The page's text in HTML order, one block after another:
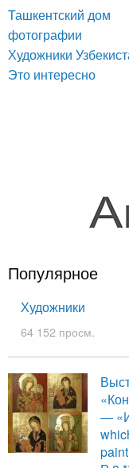
Ташкентский дом
фотографии
Художники
Это интересно
Популярное
Художники
64 152 просм.
—